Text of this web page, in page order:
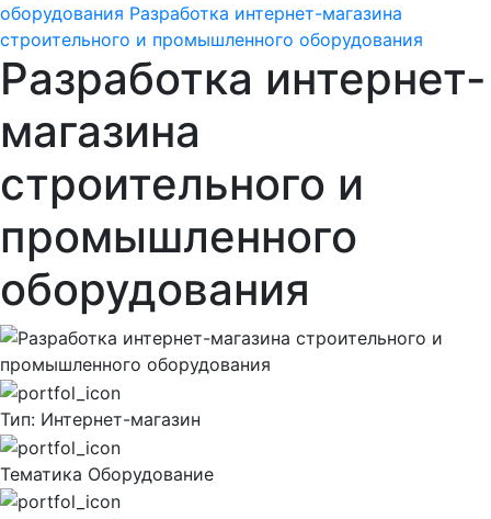
оборудования Разработка интернет-магазина
строительного и промышленного оборудования
Разработка интернет-
магазина
строительного и
промышленного
оборудования
Тип: Интернет-магазин
Тематика Оборудование